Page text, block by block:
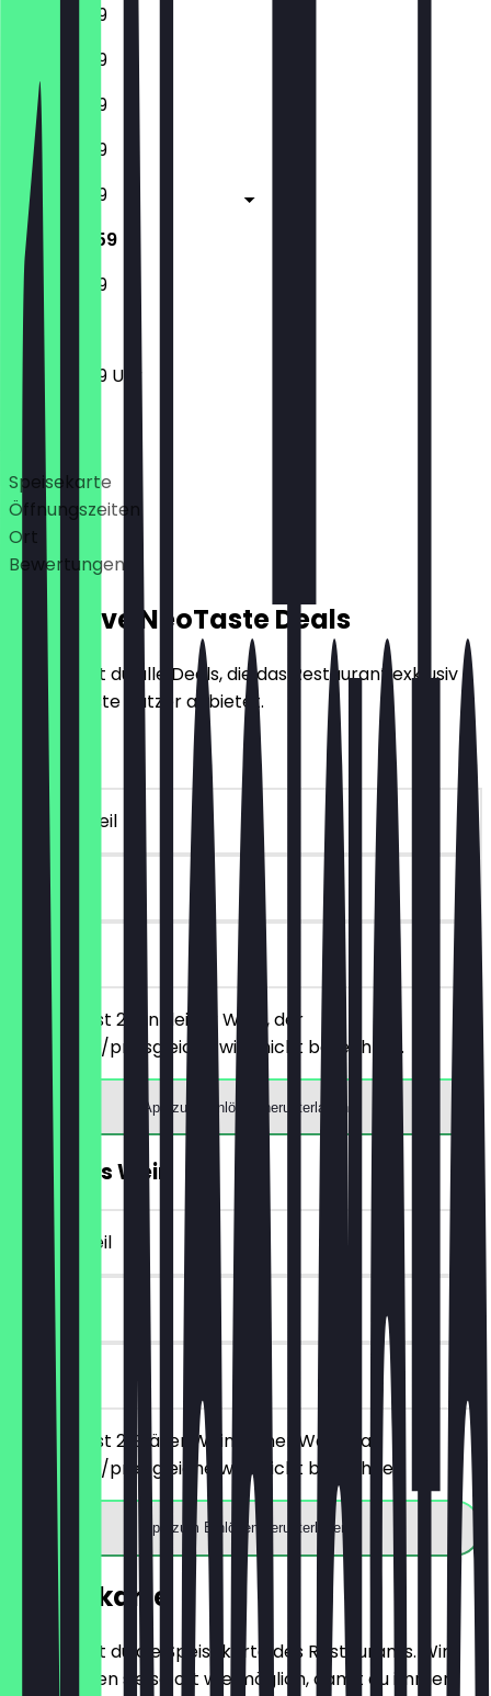
11:00 - 23:59
11:00 - 23:59
11:00 - 23:59
11:00 - 23:59
11:00 - 23:59
11:00 - 23:59
11:00 - 23:59
11:00 - 23:59 Uhr
Deals
Speisekarte
Öffnungszeiten
Ort
Bewertungen
Exklusive NeoTaste Deals
Hier findest du alle Deals, die das Restaurant exklusiv
für NeoTaste Nutzer anbietet.
2für1 Gin
~10 € Vorteil
vor Ort
Du bestellst 2 Gin deiner Wahl, der
günstigere/preisgleiche wird nicht berechnet.
App zum Einlösen herunterladen
2für1 Glas Wein
~8 € Vorteil
180 Tage
Du bestellst 2 Gläser Wein deiner Wahl, das
günstigere/preisgleiche wird nicht berechnet.
App zum Einlösen herunterladen
Speisekarte
Hier findest du die Speisekarte des Restaurants. Wir
aktualisieren sie so oft wie möglich, damit du immer